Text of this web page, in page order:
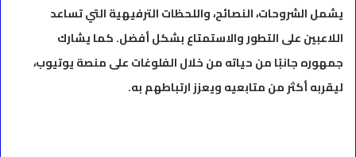
يشمل الشروحات، النصائح، واللحظات الترفيهية التي تساعد
اللاعبين على التطور والاستمتاع بشكل أفضل. كما يشارك
جمهوره جانبًا من حياته من خلال الفلوغات على منصة يوتيوب،
ليقربه أكثر من متابعيه ويعزز ارتباطهم به.